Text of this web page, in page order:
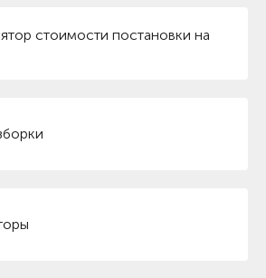
стоимости постановки на